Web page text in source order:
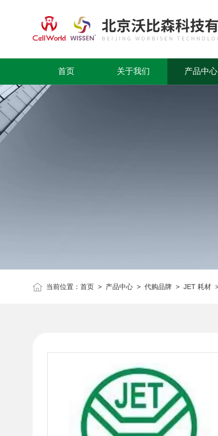
首页 关于我们 产品中心
当前位置：首页 > 产品中心 >代购品牌 >JET 耗材